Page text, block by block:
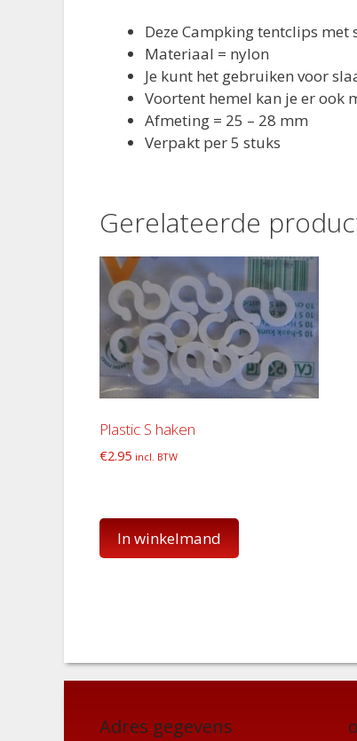
Deze Campking tentclips
Materiaal = nylon
Je kunt het gebruiken voor
Voortent hemel kan je er ook
Afmeting = 25 – 28 mm
Verpakt per 5 stuks
Gerelateerde
Plastic S haken
€2.95 incl. BTW
In winkelmand
Adres gegevens